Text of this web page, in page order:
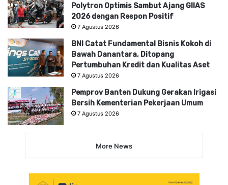
Polytron Optimis Sambut Ajang GIIAS
2026 dengan Respon Positif
7 Agustus 2026
BNI Catat Fundamental Bisnis Kokoh di
Bawah Danantara, Ditopang
Pertumbuhan Kredit dan Kualitas Aset
7 Agustus 2026
Pemprov Banten Dukung Gerakan Irigasi
Bersih Kementerian Pekerjaan Umum
7 Agustus 2026
More News